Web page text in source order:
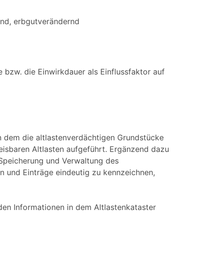
erbgutverändernd
die Einwirkdauer als Einflussfaktor auf
dem die altlastenverdächtigen Grundstücke
Altlasten aufgeführt. Ergänzend dazu
und Verwaltung des
Einträge eindeutig zu kennzeichnen,
Informationen in dem Altlastenkataster